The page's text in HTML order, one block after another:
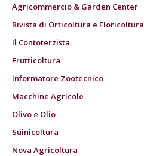
Agricommercio & Garden Center
Rivista di Orticoltura e Floricoltura
Il Contoterzista
Frutticoltura
Informatore Zootecnico
Macchine Agricole
Olivo e Olio
Suinicoltura
Nova Agricoltura